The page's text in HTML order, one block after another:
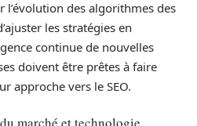
l’évolution des algorithmes des
les stratégies en
continue de nouvelles
doivent être prêtes à faire
approche vers le SEO.
marché et technologie